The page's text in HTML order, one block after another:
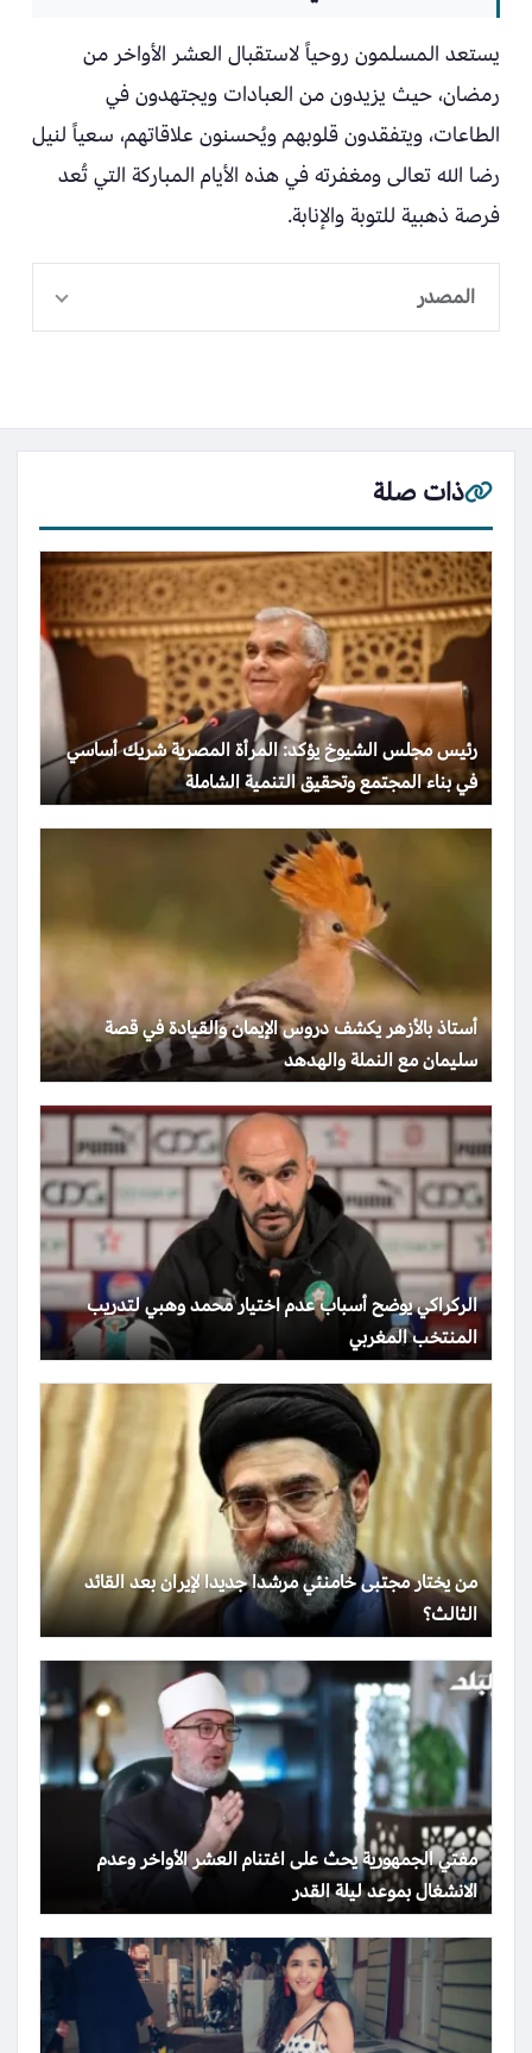
يستعد المسلمون روحياً لاستقبال العشر الأواخر من
رمضان، حيث يزيدون من العبادات ويجتهدون في
الطاعات، ويتفقدون قلوبهم ويُحسنون علاقاتهم، سعياً لنيل
رضا الله تعالى ومغفرته في هذه الأيام المباركة التي تُعد
فرصة ذهبية للتوبة والإنابة.
المصدر
ذات صلة
رئيس مجلس الشيوخ يؤكد: المرأة المصرية شريك أساسي
في بناء المجتمع وتحقيق التنمية الشاملة
أستاذ بالأزهر يكشف دروس الإيمان والقيادة في قصة
سليمان مع النملة والهدهد
الركراكي يوضح أسباب عدم اختيار محمد وهبي لتدريب
المنتخب المغربي
من يختار مجتبى خامنئي مرشدا جديدا لإيران بعد القائد
الثالث؟
مفتي الجمهورية يحث على اغتنام العشر الأواخر وعدم
الانشغال بموعد ليلة القدر